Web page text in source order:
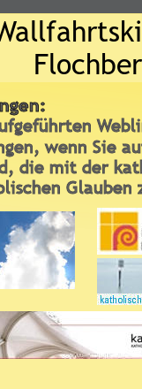
wenn Sie
die mit der
Glauben